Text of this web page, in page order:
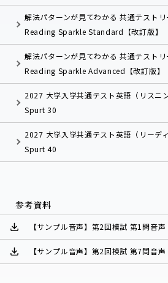
解法パターンが見てわかる 共通テスト
Reading Sparkle Standard【改訂版】
解法パターンが見てわかる 共通テスト
Reading Sparkle Advanced【改訂版】
2027 大学入学共通テスト英語（リスニ
Spurt 30
2027 大学入学共通テスト英語（リーデ
Spurt 40
参考資料
【サンプル音声】第2回模試 第1問音声
【サンプル音声】第2回模試 第7問音声